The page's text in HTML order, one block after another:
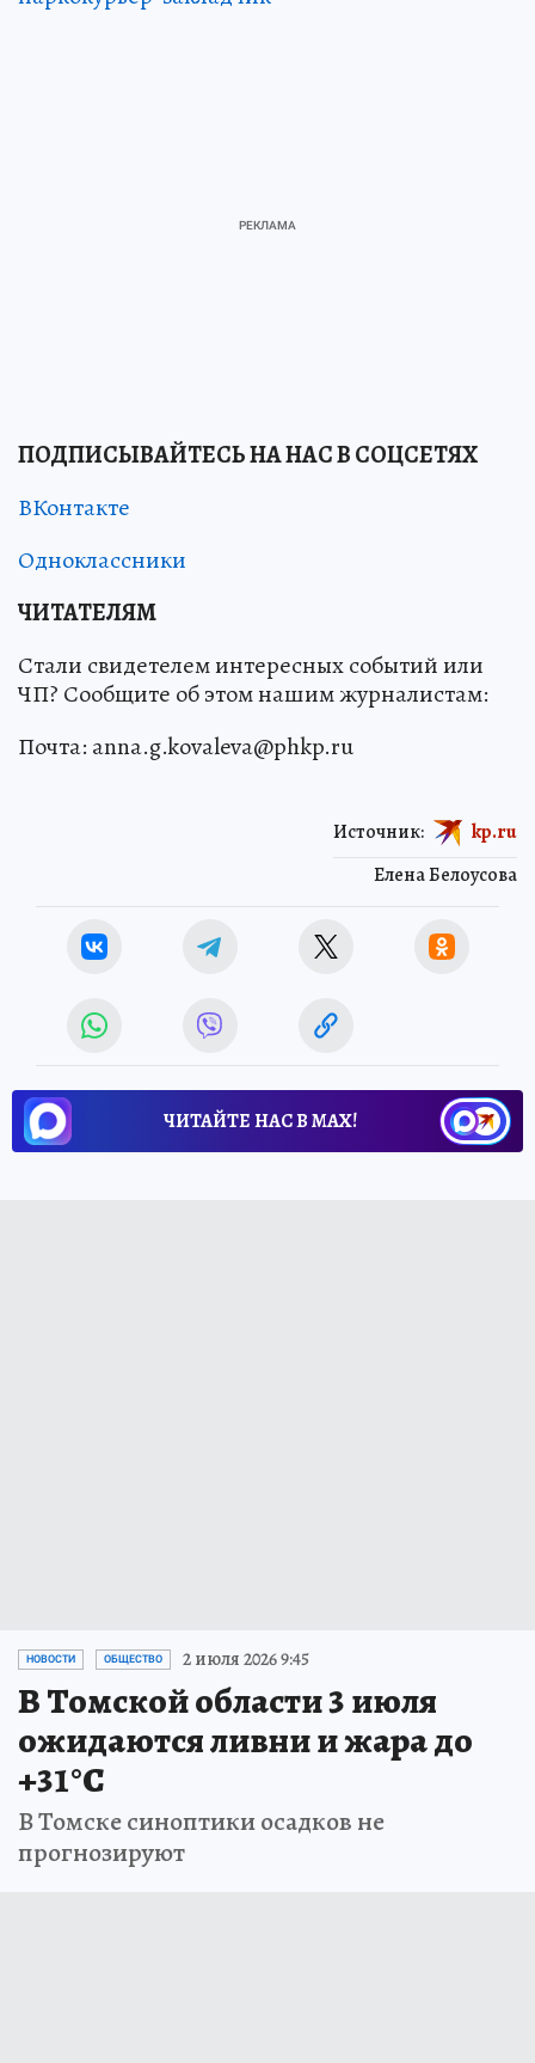
ПОДПИСЫВАЙТЕСЬ НА НАС В СОЦСЕТЯХ
ВКонтакте
Одноклассники
ЧИТАТЕЛЯМ
Стали свидетелем интересных событий или
ЧП? Сообщите об этом нашим журналистам:
Почта: anna.g.kovaleva@phkp.ru
Елена Белоусова
Источник: kp.ru
ЧИТАЙТЕ НАС В МАХ!
НОВОСТИ ОБЩЕСТВО 2 июля 2026 9:45
В Томской области 3 июля
ожидаются ливни и жара до
+31°C
В Томске синоптики осадков не
прогнозируют